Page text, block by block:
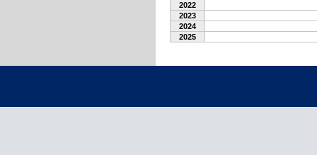
2022
2023
2024
2025